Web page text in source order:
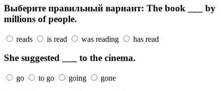
Выберите правильный вариант: The book ___ by
millions of people.
reads is read was reading has read
She suggested ___ to the cinema.
go to go going gone